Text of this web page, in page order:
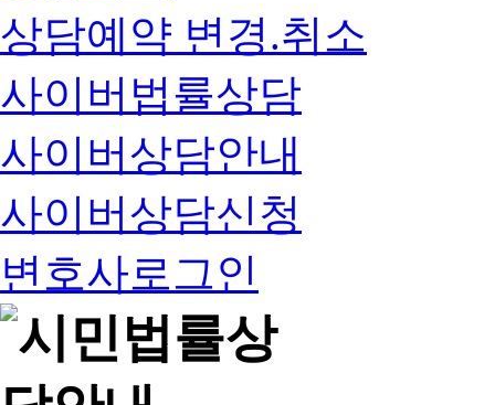
상담예약 변경.취소
사이버법률상담
사이버상담안내
사이버상담신청
변호사로그인